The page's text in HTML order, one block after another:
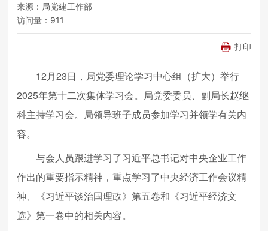
来源： 局党建工作部
访问量： 911
打印
12月23日，局党委理论学习中心组（扩大）举行
2025年第十二次集体学习会。局党委委员、副局长赵继
科主持学习会。局领导班子成员参加学习并领学有关内
容。
与会人员跟进学习了习近平总书记对中央企业工作
作出的重要指示精神，重点学习了中央经济工作会议精
神、《习近平谈治国理政》第五卷和《习近平经济文
选》第一卷中的相关内容。